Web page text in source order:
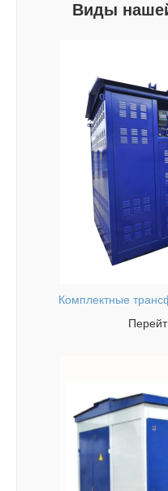
Виды
Комплектные